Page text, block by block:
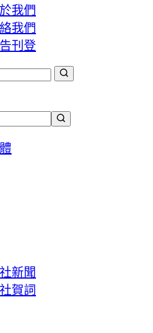
我們
我們
刊登
新聞
賀詞